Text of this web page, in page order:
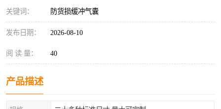
关键词： 防货损缓冲气囊
发布日期： 2026-08-10
阅 读 量： 40
产品描述